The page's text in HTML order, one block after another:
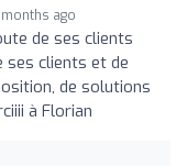
ago
de ses clients
ses clients et de
de solutions
à Florian